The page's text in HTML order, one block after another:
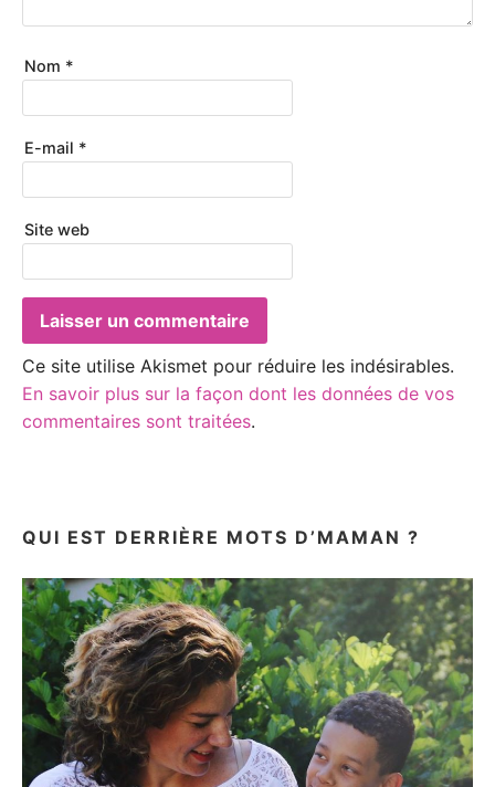
Nom *
E-mail *
Site web
Ce site utilise Akismet pour réduire les indésirables.
En savoir plus sur la façon dont les données de vos
commentaires sont traitées.
QUI EST DERRIÈRE MOTS D’MAMAN ?